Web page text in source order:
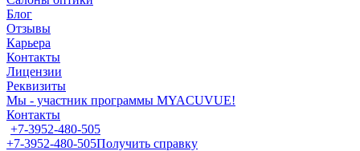
Блог
Отзывы
Карьера
Контакты
Лицензии
Реквизиты
Мы - участник программы MYACUVUE!
Контакты
+7-3952-480-505
+7-3952-480-505Получить справку